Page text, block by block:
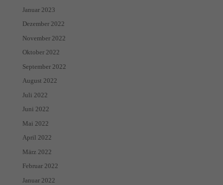
Januar 2023
Dezember 2022
November 2022
Oktober 2022
September 2022
August 2022
Juli 2022
Juni 2022
Mai 2022
April 2022
März 2022
Februar 2022
Januar 2022